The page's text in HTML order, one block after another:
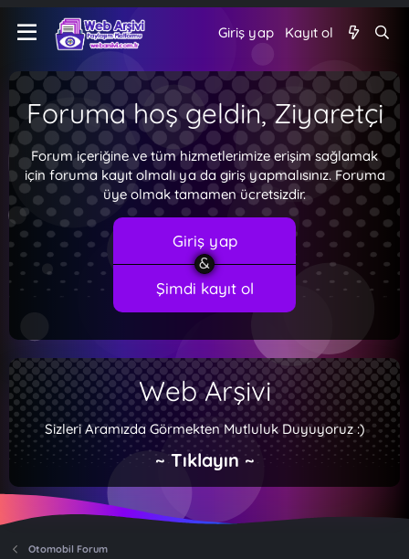
Giriş yap Kayıt ol
Foruma hoş geldin, Ziyaretçi
Forum içeriğine ve tüm hizmetlerimize erişim sağlamak
için foruma kayıt olmalı ya da giriş yapmalısınız. Foruma
üye olmak tamamen ücretsizdir.
Giriş yap
Şimdi kayıt ol
Web Arşivi
Sizleri Aramızda Görmekten Mutluluk Duyuyoruz :)
~ Tıklayın ~
Otomobil Forum